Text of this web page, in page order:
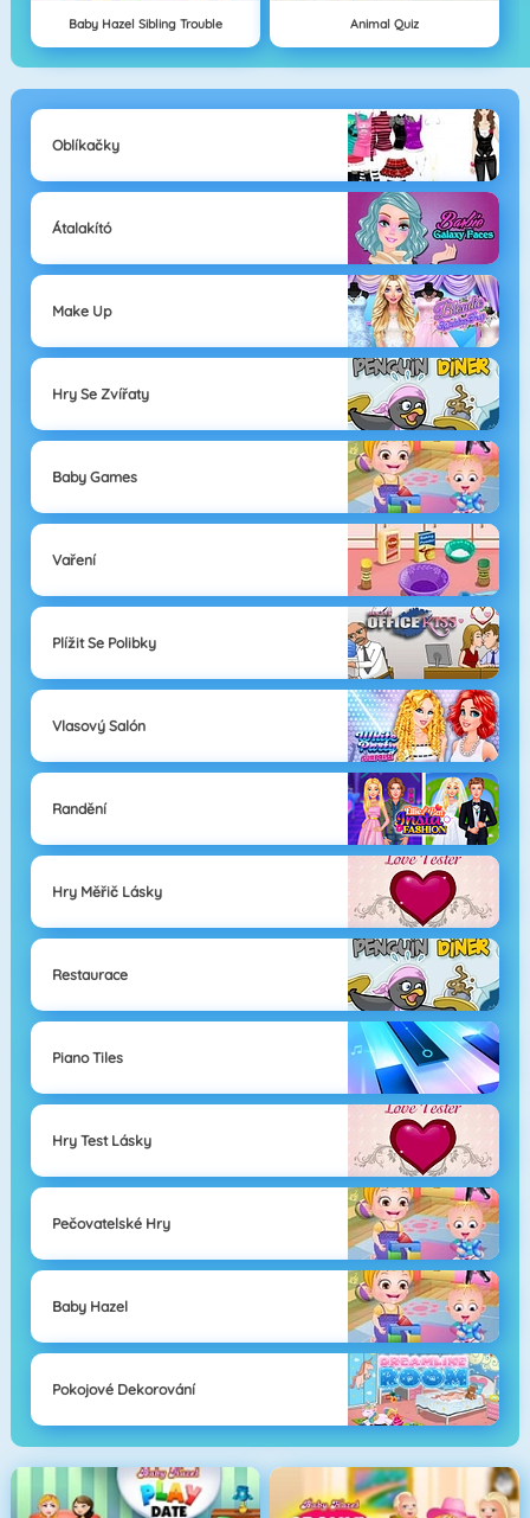
Baby Hazel Sibling Trouble Animal Quiz
Oblíkačky
Átalakító
Make Up
Hry Se Zvířaty
Baby Games
Vaření
Plížit Se Polibky
Vlasový Salón
Randění
Hry Měřič Lásky
Restaurace
Piano Tiles
Hry Test Lásky
Pečovatelské Hry
Baby Hazel
Pokojové Dekorování